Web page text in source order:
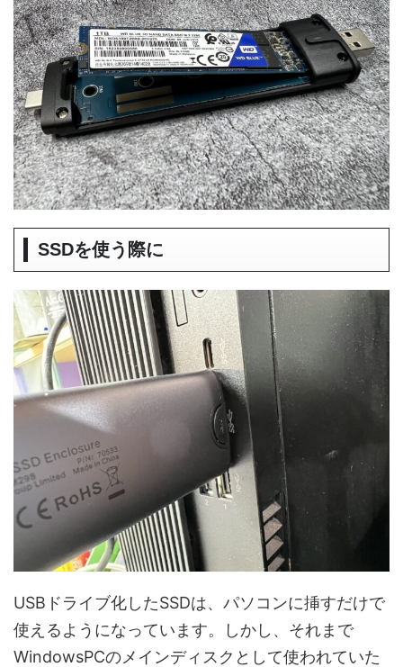
SSDを使う際に
USBドライブ化したSSDは、パソコンに挿すだけで
使えるようになっています。しかし、それまで
WindowsPCのメインディスクとして使われていた